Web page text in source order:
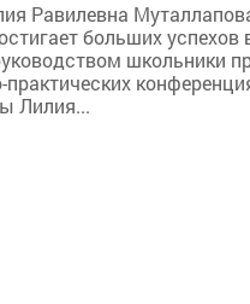
Равилевна
больших
школьники
Лилия...